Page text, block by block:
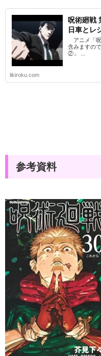
呪術廻戦
日車とレ
アニメ「
含みますの
②」 ...
likiroku.com
参考資料